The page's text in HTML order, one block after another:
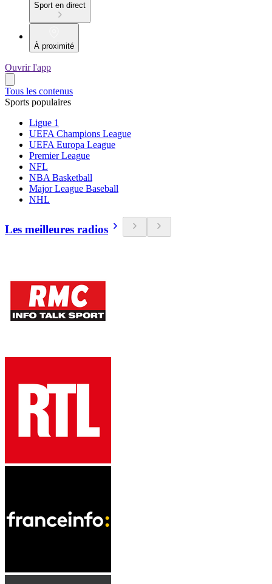
Sport en direct
À proximité
Ouvrir l'app
Tous les contenus
Sports populaires
Ligue 1
UEFA Champions League
UEFA Europa League
Premier League
NFL
NBA Basketball
Major League Baseball
NHL
Les meilleures radios